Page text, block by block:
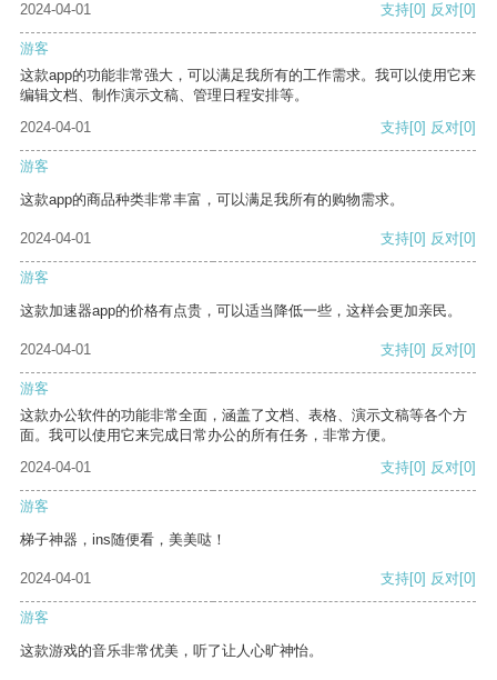
2024-04-01 支持[0] 反对[0]
游客
这款app的功能非常强大，可以满足我所有的工作需求。我可以使用它来
编辑文档、制作演示文稿、管理日程安排等。
2024-04-01
支持[0] 反对[0]
游客
这款app的商品种类非常丰富，可以满足我所有的购物需求。
2024-04-01 支持[0] 反对[0]
游客
这款加速器app的价格有点贵，可以适当降低一些，这样会更加亲民。
2024-04-01 支持[0] 反对[0]
游客
这款办公软件的功能非常全面，涵盖了文档、表格、演示文稿等各个方
面。我可以使用它来完成日常办公的所有任务，非常方便。
2024-04-01
支持[0] 反对[0]
游客
梯子神器，ins随便看，美美哒！
2024-04-01 支持[0] 反对[0]
游客
这款游戏的音乐非常优美，听了让人心旷神怡。